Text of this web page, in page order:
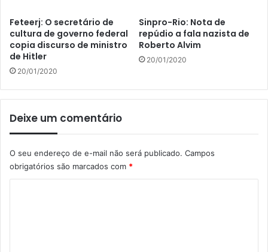
Feteerj: O secretário de
cultura de governo federal
copia discurso de ministro
de Hitler
20/01/2020
Sinpro-Rio: Nota de
repúdio a fala nazista de
Roberto Alvim
20/01/2020
Deixe um comentário
O seu endereço de e-mail não será publicado. Campos
obrigatórios são marcados com *